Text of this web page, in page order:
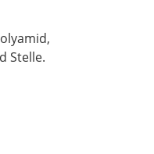
Stelle.